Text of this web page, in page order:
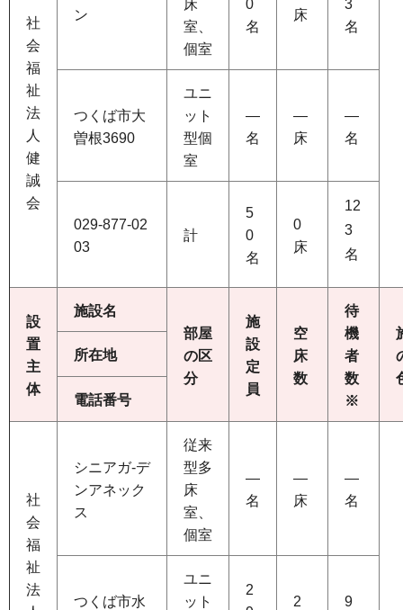
社
会
福
祉
法
人
健
誠
会
ン
床
室、
個室
0
名
床
3
名
つくば市大
曽根3690
ユニ
ット
型個
室
―
名
―
床
―
名
029-877-02
03
計
5
0
名
0
床
12
3
名
設
置
主
体
施設名
部屋
の区
分
施
設
定
員
空
床
数
待
機
者
数
※
所在地
電話番号
社
会
福
祉
法
シニアガ-デ
ンアネック
ス
従来
型多
床
室、
個室
―
名
―
床
―
名
つくば市水
ユニ
ット
2
2
9